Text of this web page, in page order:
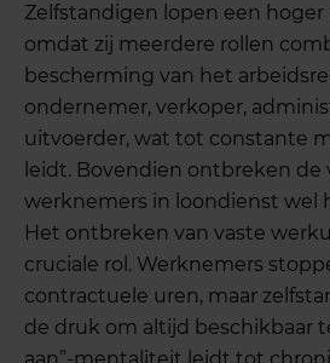
Zelfstandigen lopen een
omdat zij meerdere rollen
bescherming van het
ondernemer, verkoper,
uitvoerder, wat tot constante
leidt. Bovendien ontbreken
werknemers in loondienst wel
Het ontbreken van vaste
cruciale rol. Werknemers
contractuele uren, maar
de druk om altijd beschikbaar